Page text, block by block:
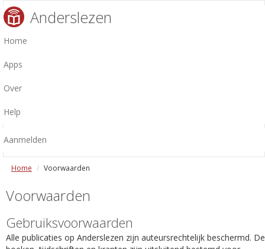
Anderslezen
Home
Apps
Over
Help
Aanmelden
Home Voorwaarden
Voorwaarden
Gebruiksvoorwaarden
Alle publicaties op Anderslezen zijn auteursrechtelijk beschermd. De